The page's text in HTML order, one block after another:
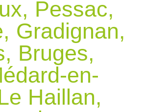
Pessac,
Gradignan,
Bruges,
en-
Haillan,